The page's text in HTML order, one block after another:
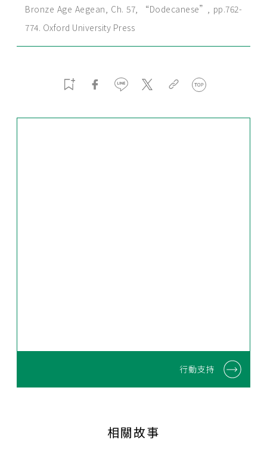
Bronze Age Aegean, Ch. 57, “Dodecanese”, pp.762-
774. Oxford University Press
行動支持
相關故事